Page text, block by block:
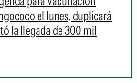
el lunes, duplicará
la llegada de 300 mil